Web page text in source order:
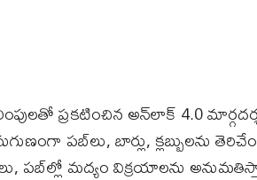
ప్రకటించిన అన్‌లాక్‌ 4.0
పబ్‌లు, బార్లు, క్లబ్బులను
పబ్‌ల్లో మద్యం విక్రయాలను